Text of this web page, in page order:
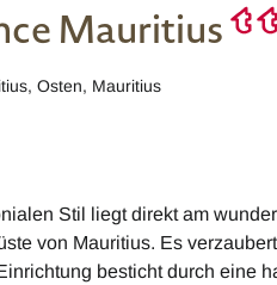
Mauritius
,Osten, Mauritius
Stil liegt direkt am
von Mauritius. Es
besticht durch eine